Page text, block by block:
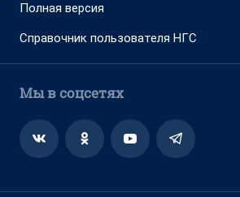
Полная версия
Справочник пользователя НГС
Мы в соцсетях